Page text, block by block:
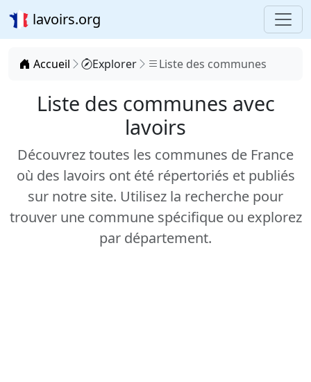
lavoirs.org
Accueil Explorer Liste des communes
Liste des communes avec
lavoirs
Découvrez toutes les communes de France
où des lavoirs ont été répertoriés et publiés
sur notre site. Utilisez la recherche pour
trouver une commune spécifique ou explorez
par département.